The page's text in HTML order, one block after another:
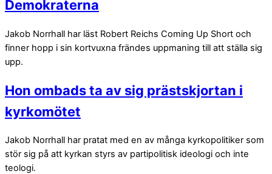
Demokraterna
Jakob Norrhall har läst Robert Reichs Coming Up Short och
finner hopp i sin kortvuxna frändes uppmaning till att ställa sig
upp.
Hon ombads ta av sig prästskjortan i
kyrkomötet
Jakob Norrhall har pratat med en av många kyrkopolitiker som
stör sig på att kyrkan styrs av partipolitisk ideologi och inte
teologi.